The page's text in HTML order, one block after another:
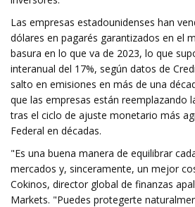
Las empresas estadounidenses han
dólares en pagarés garantizados en el
basura en lo que va de 2023, lo que
interanual del 17%, según datos de
salto en emisiones en más de una
que las empresas están reemplazando
tras el ciclo de ajuste monetario más
Federal en décadas.
"Es una buena manera de equilibrar
mercados y, sinceramente, un mejor
Cokinos, director global de finanzas
Markets. "Puedes protegerte